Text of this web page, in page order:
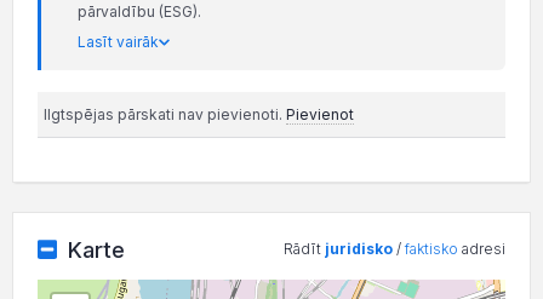
pārvaldību (ESG).
Lasīt vairāk
Ilgtspējas pārskati nav pievienoti. Pievienot
Karte Rādīt juridisko /faktisko adresi